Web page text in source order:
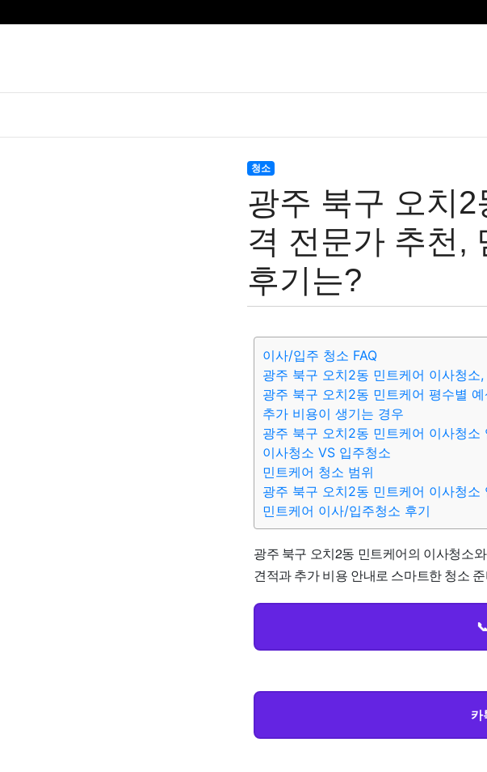
청소
광주 북구 오치
격 전문가 추천,
후기는?
이사/입주 청소 FAQ
광주 북구 오치2동 민트케어 이사청소
광주 북구 오치2동 민트케어 평수별 예
추가 비용이 생기는 경우
광주 북구 오치2동 민트케어 이사청소
이사청소 VS 입주청소
민트케어 청소 범위
광주 북구 오치2동 민트케어 이사청
민트케어 이사/입주청소 후기
광주 북구 오치2동 민트케어의 이사청소
견적과 추가 비용 안내로 스마트한 청소
카